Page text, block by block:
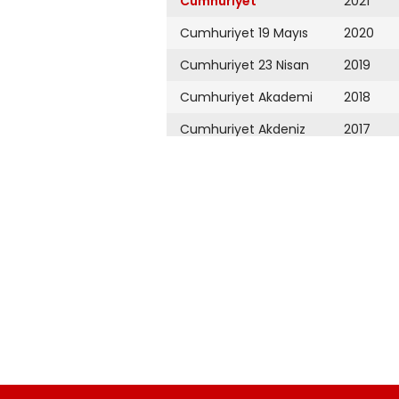
Cumhuriyet 19 Mayıs
Cumhuriyet 23 Nisan
Cumhuriyet Akademi
Cumhuriyet Akdeniz
Cumhuriyet Çevre
2020
2019
2018
2017
2009